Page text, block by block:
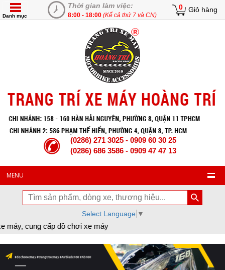
Thời gian làm việc:
8:00 - 18:00 (Kể cả thứ 7 và CN)
0 Giỏ hàng
Danh mục
(0286) 271 3025 - 0909 60 30 25
(0286) 686 3586 - 0909 47 47 13
MENU
Select Language ▼
cấp đồ chơi xe máy